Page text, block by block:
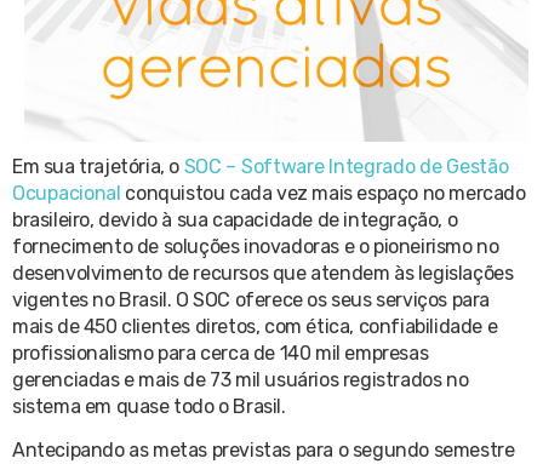
Em sua trajetória, o SOC – Software Integrado de Gestão
Ocupacional conquistou cada vez mais espaço no mercado
brasileiro, devido à sua capacidade de integração, o
fornecimento de soluções inovadoras e o pioneirismo no
desenvolvimento de recursos que atendem às legislações
vigentes no Brasil. O SOC oferece os seus serviços para
mais de 450 clientes diretos, com ética, confiabilidade e
profissionalismo para cerca de 140 mil empresas
gerenciadas e mais de 73 mil usuários registrados no
sistema em quase todo o Brasil.
Antecipando as metas previstas para o segundo semestre